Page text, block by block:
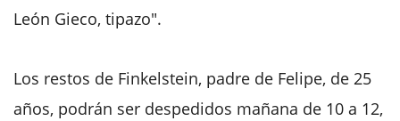
León Gieco, tipazo".
Los restos de Finkelstein, padre de Felipe, de 25
años, podrán ser despedidos mañana de 10 a 12,